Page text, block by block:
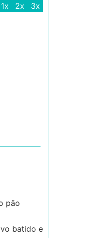
1x 2x
3x
pão
batido e